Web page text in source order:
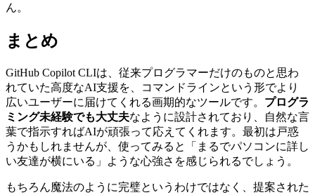
ん。
まとめ
GitHub Copilot CLIは、従来プログラマーだけのものと思わ
れていた高度なAI支援を、コマンドラインという形でより
広いユーザーに届けてくれる画期的なツールです。 プログラ
ミング未経験でも大丈夫なように設計されており、自然な言
葉で指示すればAIが頑張って応えてくれます。最初は戸惑
うかもしれませんが、使ってみると「まるでパソコンに詳し
い友達が横にいる」ような心強さを感じられるでしょう。
もちろん魔法のように完璧というわけではなく、提案された